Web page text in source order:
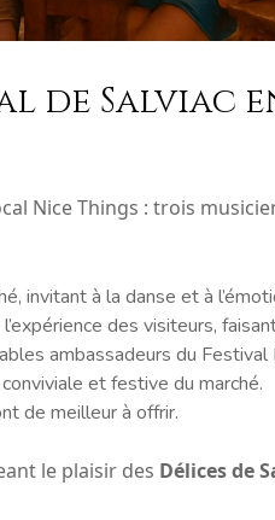
de Salviac
Nice Things : trois
invitant à la danse et à
des visiteurs,
ambassadeurs du Festival
et festive du marché.
de meilleur à offrir.
le plaisir des Délices de